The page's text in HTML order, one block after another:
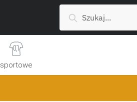
Search
sportowe